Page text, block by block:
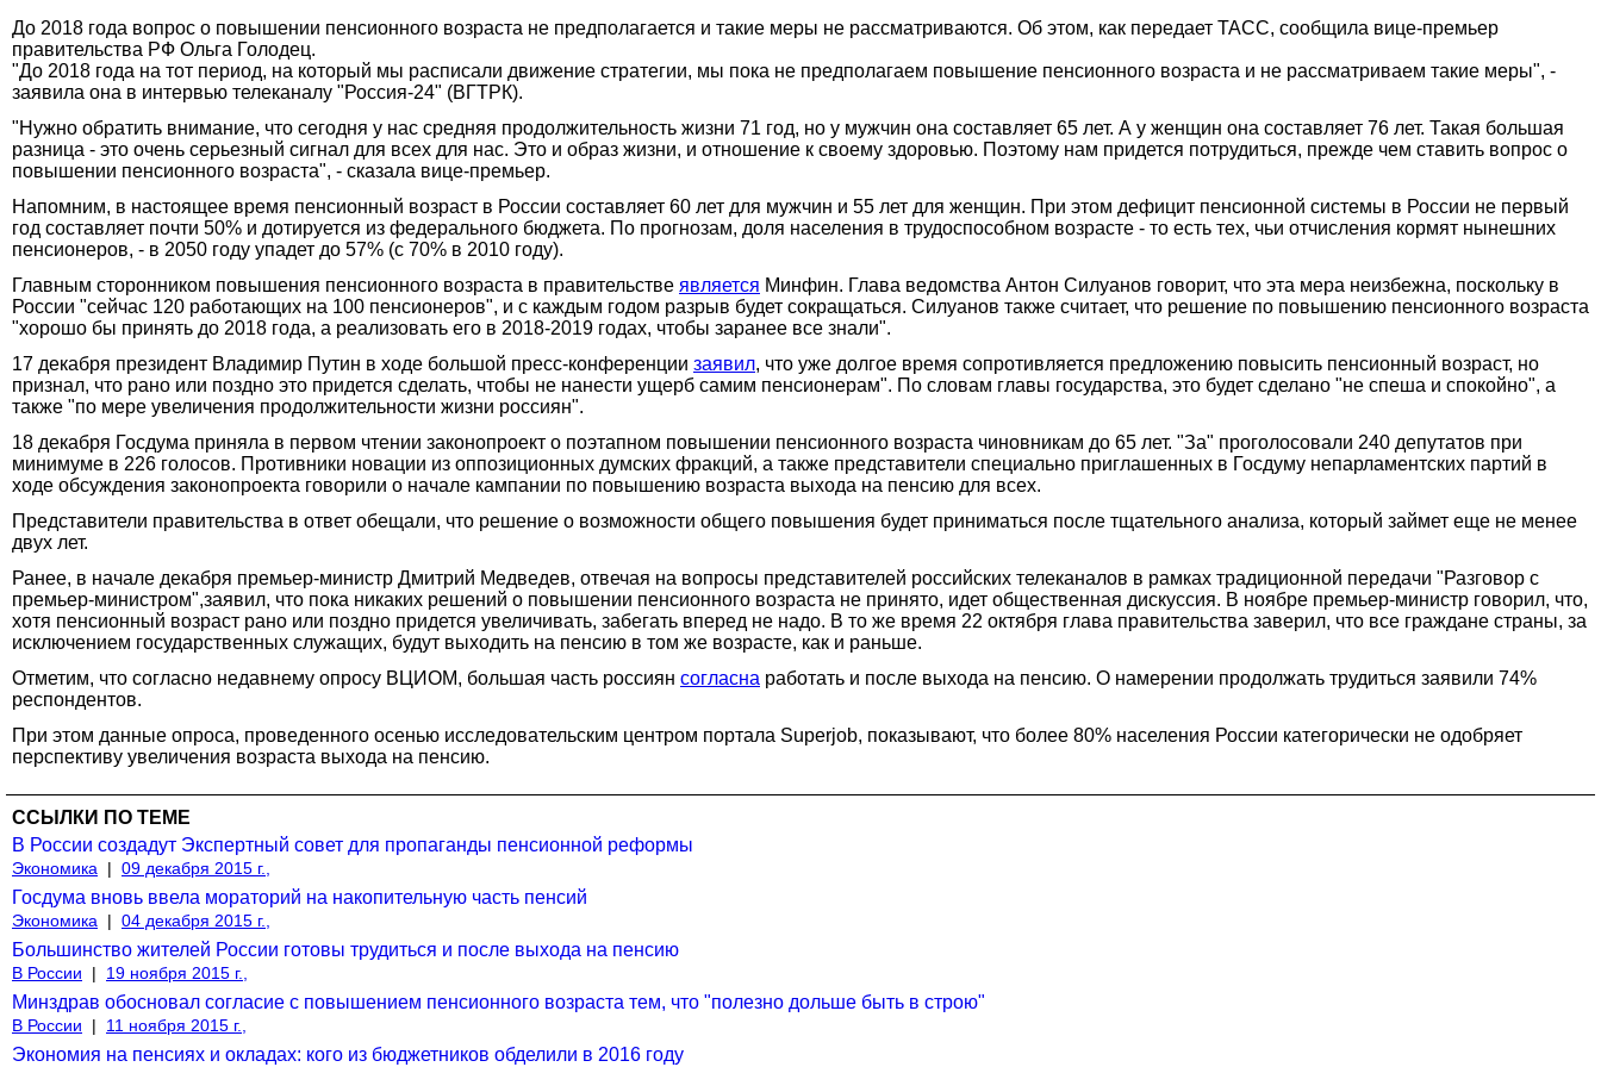
До 2018 года вопрос о повышении пенсионного возраста не предполагается и такие меры не рассматриваются. Об этом, как передает ТАСС, сообщила вице-премьер
правительства РФ Ольга Голодец.
"До 2018 года на тот период, на который мы расписали движение стратегии, мы пока не предполагаем повышение пенсионного возраста и не рассматриваем такие меры", -
заявила она в интервью телеканалу "Россия-24" (ВГТРК).
"Нужно обратить внимание, что сегодня у нас средняя продолжительность жизни 71 год, но у мужчин она составляет 65 лет. А у женщин она составляет 76 лет. Такая большая
разница - это очень серьезный сигнал для всех для нас. Это и образ жизни, и отношение к своему здоровью. Поэтому нам придется потрудиться, прежде чем ставить вопрос о
повышении пенсионного возраста", - сказала вице-премьер.
Напомним, в настоящее время пенсионный возраст в России составляет 60 лет для мужчин и 55 лет для женщин. При этом дефицит пенсионной системы в России не первый
год составляет почти 50% и дотируется из федерального бюджета. По прогнозам, доля населения в трудоспособном возрасте - то есть тех, чьи отчисления кормят нынешних
пенсионеров, - в 2050 году упадет до 57% (с 70% в 2010 году).
Главным сторонником повышения пенсионного возраста в правительстве является Минфин. Глава ведомства Антон Силуанов говорит, что эта мера неизбежна, поскольку в
России "сейчас 120 работающих на 100 пенсионеров", и с каждым годом разрыв будет сокращаться. Силуанов также считает, что решение по повышению пенсионного возраста
"хорошо бы принять до 2018 года, а реализовать его в 2018-2019 годах, чтобы заранее все знали".
17 декабря президент Владимир Путин в ходе большой пресс-конференции заявил, что уже долгое время сопротивляется предложению повысить пенсионный возраст, но
признал, что рано или поздно это придется сделать, чтобы не нанести ущерб самим пенсионерам". По словам главы государства, это будет сделано "не спеша и спокойно", а
также "по мере увеличения продолжительности жизни россиян".
18 декабря Госдума приняла в первом чтении законопроект о поэтапном повышении пенсионного возраста чиновникам до 65 лет. "За" проголосовали 240 депутатов при
минимуме в 226 голосов. Противники новации из оппозиционных думских фракций, а также представители специально приглашенных в Госдуму непарламентских партий в
ходе обсуждения законопроекта говорили о начале кампании по повышению возраста выхода на пенсию для всех.
Представители правительства в ответ обещали, что решение о возможности общего повышения будет приниматься после тщательного анализа, который займет еще не менее
двух лет.
Ранее, в начале декабря премьер-министр Дмитрий Медведев, отвечая на вопросы представителей российских телеканалов в рамках традиционной передачи "Разговор с
премьер-министром",заявил, что пока никаких решений о повышении пенсионного возраста не принято, идет общественная дискуссия. В ноябре премьер-министр говорил, что,
хотя пенсионный возраст рано или поздно придется увеличивать, забегать вперед не надо. В то же время 22 октября глава правительства заверил, что все граждане страны, за
исключением государственных служащих, будут выходить на пенсию в том же возрасте, как и раньше.
Отметим, что согласно недавнему опросу ВЦИОМ, большая часть россиян согласна работать и после выхода на пенсию. О намерении продолжать трудиться заявили 74%
респондентов.
При этом данные опроса, проведенного осенью исследовательским центром портала Superjob, показывают, что более 80% населения России категорически не одобряет
перспективу увеличения возраста выхода на пенсию.
ССЫЛКИ ПО ТЕМЕ
В России создадут Экспертный совет для пропаганды пенсионной реформы
Экономика | 09 декабря 2015 г.,
Госдума вновь ввела мораторий на накопительную часть пенсий
Экономика | 04 декабря 2015 г.,
Большинство жителей России готовы трудиться и после выхода на пенсию
В России | 19 ноября 2015 г.,
Минздрав обосновал согласие с повышением пенсионного возраста тем, что "полезно дольше быть в строю"
В России | 11 ноября 2015 г.,
Экономия на пенсиях и окладах: кого из бюджетников обделили в 2016 году